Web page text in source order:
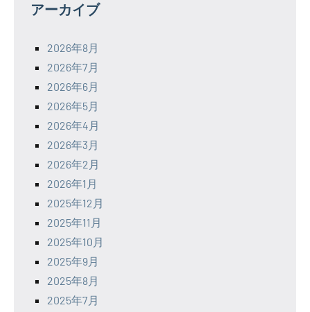
アーカイブ
2026年8月
2026年7月
2026年6月
2026年5月
2026年4月
2026年3月
2026年2月
2026年1月
2025年12月
2025年11月
2025年10月
2025年9月
2025年8月
2025年7月